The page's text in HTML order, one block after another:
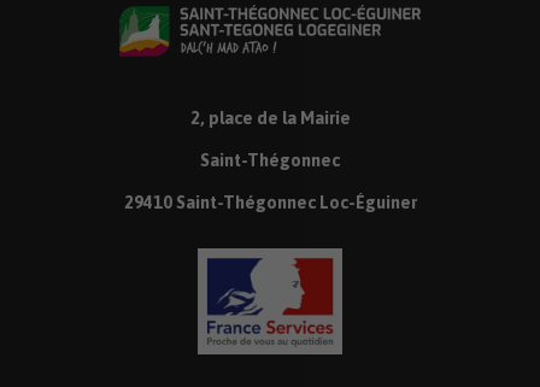
2, place de la Mairie
Saint-Thégonnec
29410 Saint-Thégonnec Loc-Éguiner